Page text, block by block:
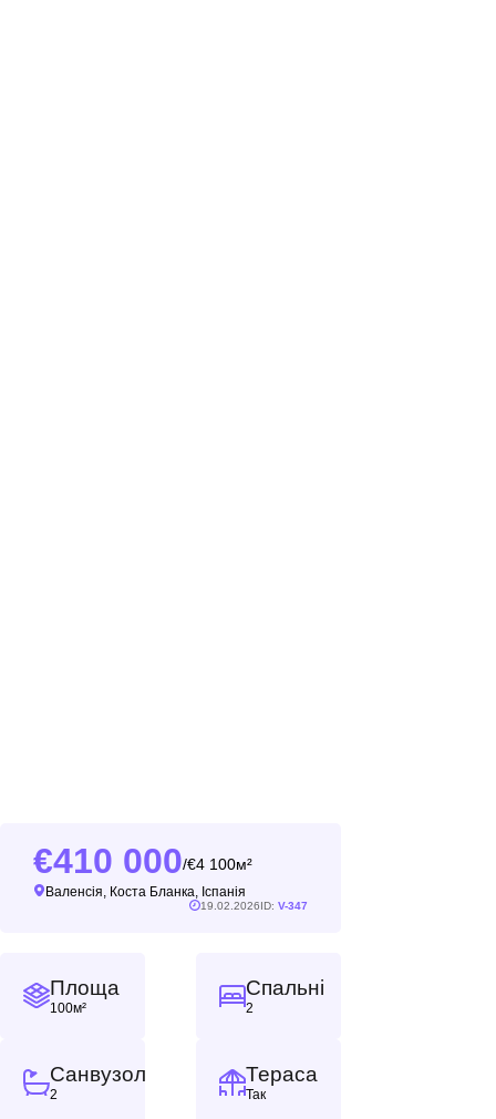
410 000/ 4 100м²
Валенсія, Коста Бланка, Іспанія
19.02.2026ID: V-347
Площа
100м²
Спальні
2
Санвузол
2
Тераса
Так